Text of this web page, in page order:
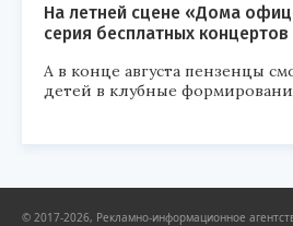
На летней сцене «Дома
серия бесплатных концертов
А в конце августа пензенцы
детей в клубные
© 2017-2026, Рекламно-информационное